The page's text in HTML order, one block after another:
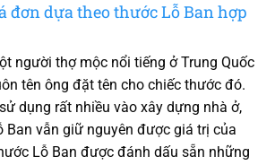
đơn dựa theo thước Lỗ Ban hợp
người thợ mộc nổi tiếng ở Trung Quốc
tên ông đặt tên cho chiếc thước đó.
dụng rất nhiều vào xây dựng nhà ở,
Ban vẫn giữ nguyên được giá trị của
Lỗ Ban được đánh dấu sẵn những